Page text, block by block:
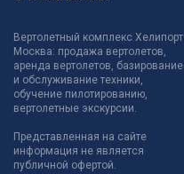
Вертолетный комплекс Хелипорт
Москва: продажа вертолетов,
аренда вертолетов, базирование
и обслуживание техники,
обучение пилотированию,
вертолетные экскурсии.
Представленная на сайте
информация не является
публичной офертой.